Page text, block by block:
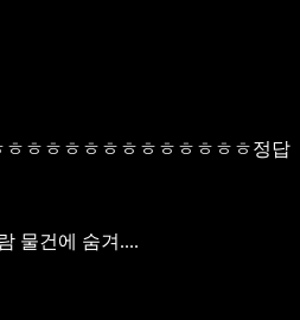
ㅎㅎㅎㅎㅎㅎㅎㅎㅎㅎㅎㅎ정답
물건에 숨겨....